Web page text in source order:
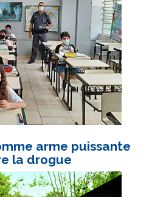
arme puissante
la drogue